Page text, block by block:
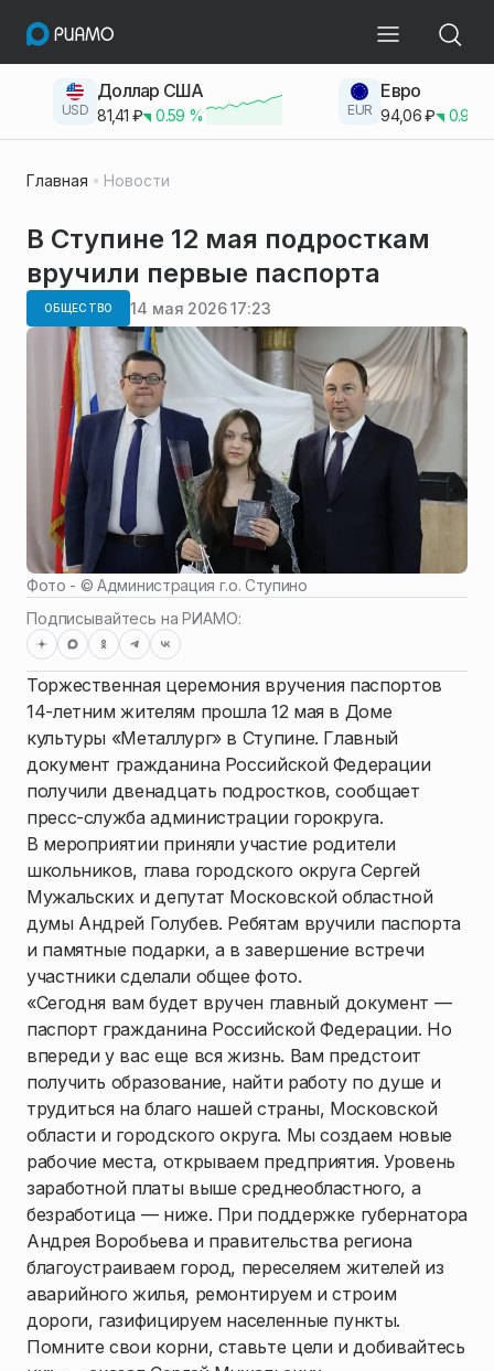
USD
Доллар США
81,41 ₽ 0.59 % EUR
Евро
94,06₽ 0.93
Главная Новости
В Ступине 12 мая подросткам
вручили первые паспорта
ОБЩЕСТВО 14 мая 2026 17:23
Фото - ©Администрация г.о. Ступино
Подписывайтесь на РИАМО:
Торжественная церемония вручения паспортов
14-летним жителям прошла 12 мая в Доме
культуры «Металлург» в Ступине. Главный
документ гражданина Российской Федерации
получили двенадцать подростков, сообщает
пресс-служба администрации горокруга.
В мероприятии приняли участие родители
школьников, глава городского округа Сергей
Мужальских и депутат Московской областной
думы Андрей Голубев. Ребятам вручили паспорта
и памятные подарки, а в завершение встречи
участники сделали общее фото.
«Сегодня вам будет вручен главный документ —
паспорт гражданина Российской Федерации. Но
впереди у вас еще вся жизнь. Вам предстоит
получить образование, найти работу по душе и
трудиться на благо нашей страны, Московской
области и городского округа. Мы создаем новые
рабочие места, открываем предприятия. Уровень
заработной платы выше среднеобластного, а
безработица — ниже. При поддержке губернатора
Андрея Воробьева и правительства региона
благоустраиваем город, переселяем жителей из
аварийного жилья, ремонтируем и строим
дороги, газифицируем населенные пункты.
Помните свои корни, ставьте цели и добивайтесь